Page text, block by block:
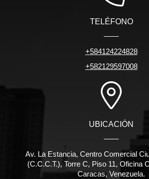
TELÉFONO
+584124224828
+582129597008
UBICACIÓN
Av. La Estancia, Centro Comercial
(C.C.C.T.), Torre C, Piso 11, Oficina
Caracas, Venezuela.